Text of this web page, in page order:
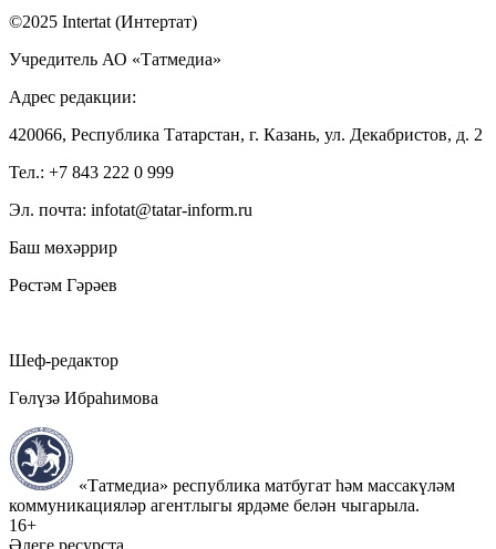
©2025 Intertat (Интертат)
Учредитель АО «Татмедиа»
Адрес редакции:
420066, Республика Татарстан, г. Казань, ул. Декабристов, д. 2
Тел.: +7 843 222 0 999
Эл. почта: infotat@tatar-inform.ru
Баш мөхәррир
Рөстәм Гәрәев
Шеф-редактор
Гөлүзә Ибраһимова
«Татмедиа» республика матбугат һәм массакүләм
коммуникацияләр агентлыгы ярдәме белән чыгарыла.
16+
Әлеге ресурста